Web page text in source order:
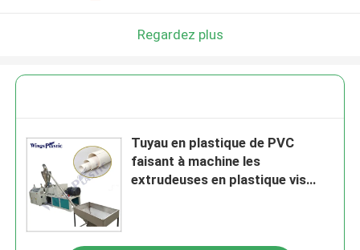
Regardez plus
Tuyau en plastique de PVC
faisant à machine les
extrudeuses en plastique vis